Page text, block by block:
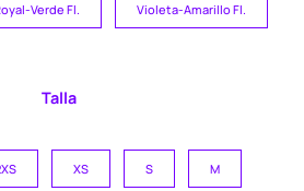
Verde Fl. Violeta-Amarillo Fl.
Talla
XS S M